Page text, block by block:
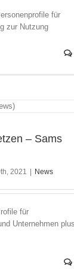
für
zur Nutzung
– Sams
2021 | News
für
Unternehmen plus